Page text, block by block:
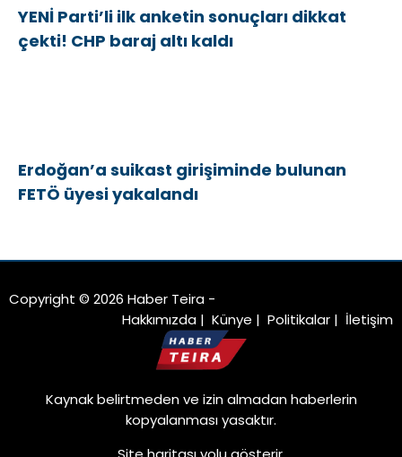
YENİ Parti’li ilk anketin sonuçları dikkat
çekti! CHP baraj altı kaldı
Erdoğan’a suikast girişiminde bulunan
FETÖ üyesi yakalandı
Copyright © 2026 Haber Teira -
Hakkımızda | Künye | Politikalar | İletişim
Kaynak belirtmeden ve izin almadan haberlerin
kopyalanması yasaktır.